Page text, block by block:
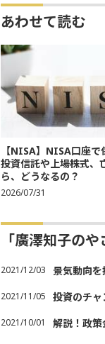
あわせて読む
【NISA】NISA口座で
投資信託や上場株式、
ら、どうなるの？
2026/07/31
「廣澤知子の
2021/12/03 景気動向
2021/11/05 投資のチ
2021/10/01 解説！政